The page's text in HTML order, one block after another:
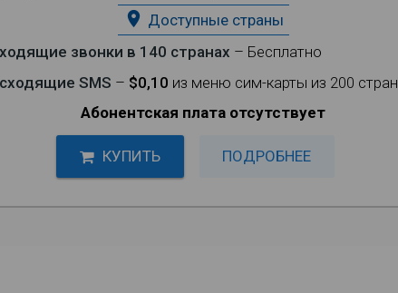
place Доступные страны
звонки в 140 странах – Бесплатно
SMS – $0,10 из меню сим-карты из 200 стран
Абонентская плата отсутствует
КУПИТЬ ПОДРОБНЕЕ